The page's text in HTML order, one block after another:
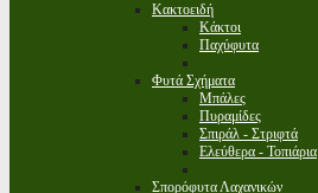
Κακτοειδή
Κάκτοι
Παχύφυτα
Φυτά Σχήματα
Μπάλες
Πυραμίδες
Σπιράλ - Στριφτά
Ελεύθερα - Τοπιάρια
Σπορόφυτα Λαχανικών